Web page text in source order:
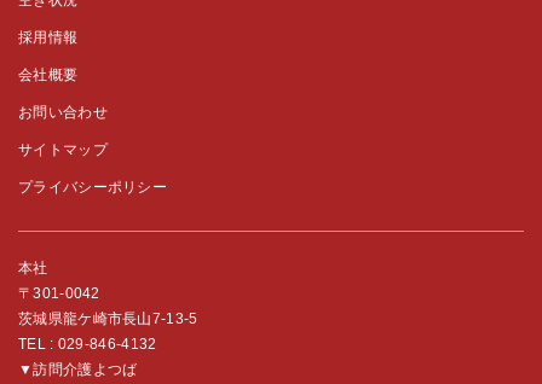
採用情報
会社概要
お問い合わせ
サイトマップ
プライバシーポリシー
本社
〒301-0042
茨城県龍ケ崎市長山7-13-5
TEL : 029-846-4132
▼訪問介護よつば